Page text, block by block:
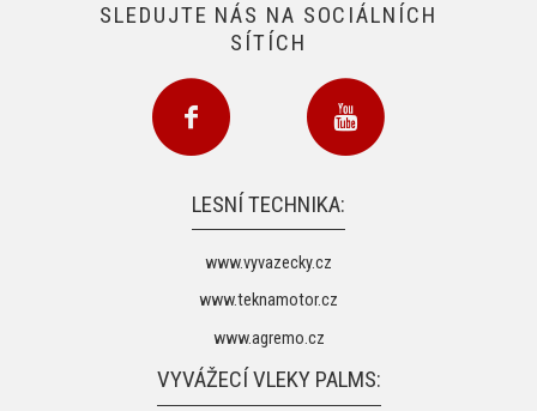
SLEDUJTE NÁS NA SOCIÁLNÍCH
SÍTÍCH
LESNÍ TECHNIKA:
www.vyvazecky.cz
www.teknamotor.cz
www.agremo.cz
VYVÁŽECÍ VLEKY PALMS: